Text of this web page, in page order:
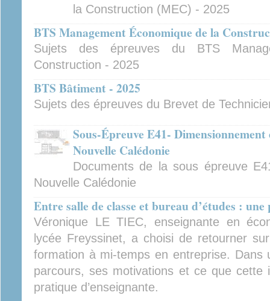
la Construction (MEC) - 2025
BTS Management Économique de la
Sujets des épreuves du BTS
Construction - 2025
BTS Bâtiment - 2025
Sujets des épreuves du Brevet de
Sous-Épreuve E41-
Nouvelle Calédonie
Documents de la sous épreuve
Nouvelle Calédonie
Entre salle de classe et bureau d’études :
Véronique LE TIEC, enseignante en
lycée Freyssinet, a choisi de retourner
formation à mi-temps en entreprise. Dans
parcours, ses motivations et ce que cette
pratique d’enseignante.